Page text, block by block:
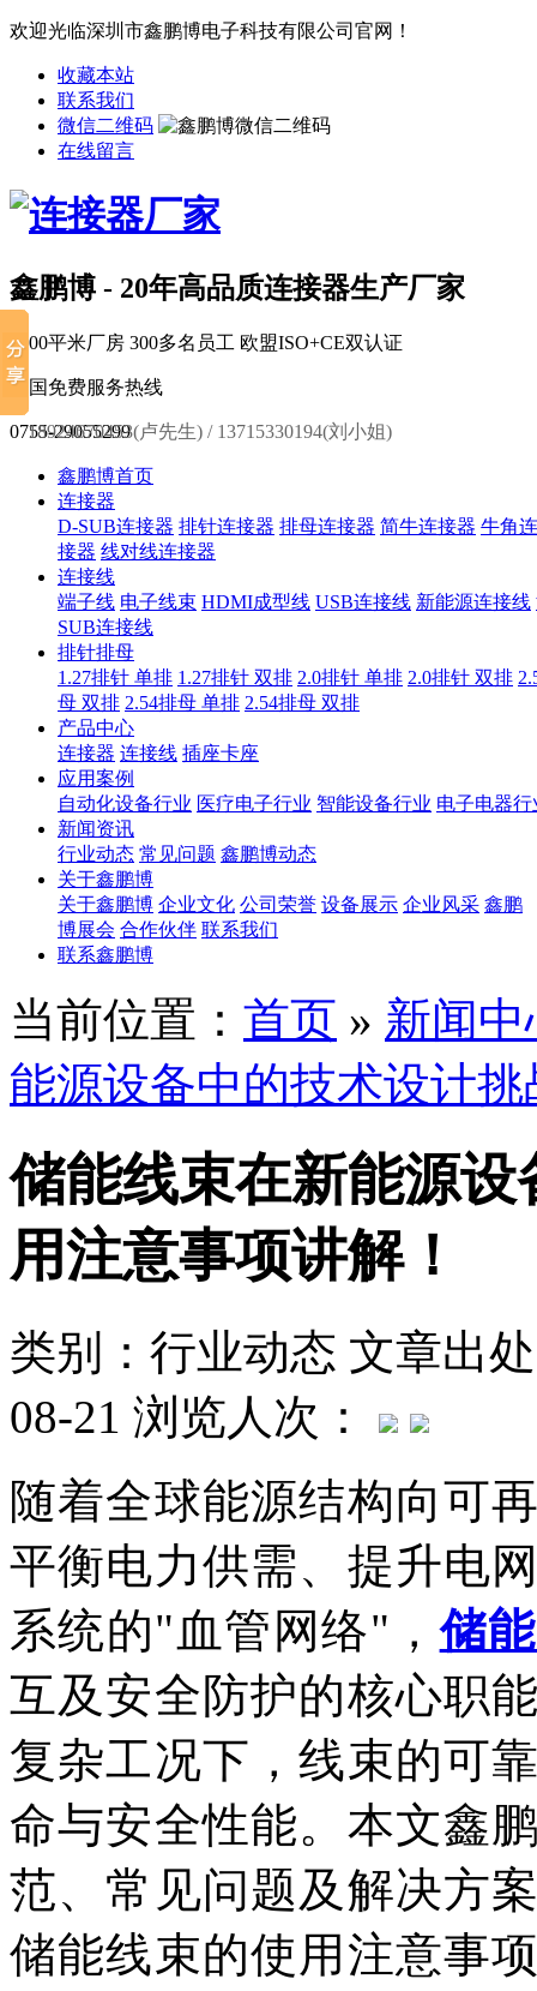
欢迎光临深圳市鑫鹏博电子科技有限公司官网！
收藏本站
联系我们
微信二维码
在线留言
鑫鹏博 - 20年高品质连接器生产厂家
6000平米厂房 300多名员工 欧盟ISO+CE双认证
全国免费服务热线
0755-29055299
18924670453(卢先生) / 13715330194(刘小姐)
鑫鹏博首页
连接器
D-SUB连接器 排针连接器 排母连接器 简牛连接器 牛角
接器 线对线连接器
连接线
端子线 电子线束 HDMI成型线 USB连接线 新能源连接线
SUB连接线
排针排母
1.27排针 单排 1.27排针 双排 2.0排针 单排 2.0排针 双排
母 双排 2.54排母 单排 2.54排母 双排
产品中心
连接器 连接线 插座卡座
应用案例
自动化设备行业 医疗电子行业 智能设备行业 电子电器行
新闻资讯
行业动态 常见问题 鑫鹏博动态
关于鑫鹏博
关于鑫鹏博 企业文化 公司荣誉 设备展示 企业风采 鑫鹏
博展会 合作伙伴 联系我们
联系鑫鹏博
当前位置： 首页 » 新闻中
能源设备中的技术设计
储能线束在新能源
用注意事项讲解！
类别：行业动态 文章出
08-21 浏览人次：
随着全球能源结构向可
平衡电力供需、提升电
系统的"血管网络"，储
互及安全防护的核心职
复杂工况下，线束的可
命与安全性能。本文鑫
范、常见问题及解决方
储能线束的使用注意事